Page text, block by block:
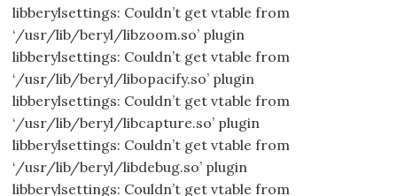
libberylsettings: Couldn’t get vtable from
‘/usr/lib/beryl/libzoom.so’ plugin
libberylsettings: Couldn’t get vtable from
‘/usr/lib/beryl/libopacify.so’ plugin
libberylsettings: Couldn’t get vtable from
‘/usr/lib/beryl/libcapture.so’ plugin
libberylsettings: Couldn’t get vtable from
‘/usr/lib/beryl/libdebug.so’ plugin
libberylsettings: Couldn’t get vtable from